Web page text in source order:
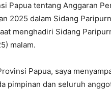
Papua tentang Anggaran
2025 dalam Sidang
menghadiri Sidang
malam.
Papua, saya
pimpinan dan seluruh